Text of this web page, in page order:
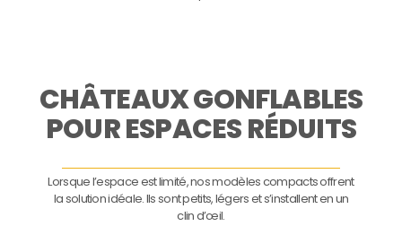
CHÂTEAUX GONFLABLES
POUR ESPACES RÉDUITS
Lorsque l’espace est limité, nos modèles compacts offrent
la solution idéale. Ils sont petits, légers et s’installent en un
clin d’œil.